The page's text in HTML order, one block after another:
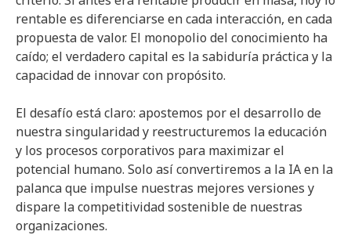
rentable es diferenciarse en cada interacción, en cada
propuesta de valor. El monopolio del conocimiento ha
caído; el verdadero capital es la sabiduría práctica y la
capacidad de innovar con propósito.
El desafío está claro: apostemos por el desarrollo de
nuestra singularidad y reestructuremos la educación
y los procesos corporativos para maximizar el
potencial humano. Solo así convertiremos a la IA en la
palanca que impulse nuestras mejores versiones y
dispare la competitividad sostenible de nuestras
organizaciones.